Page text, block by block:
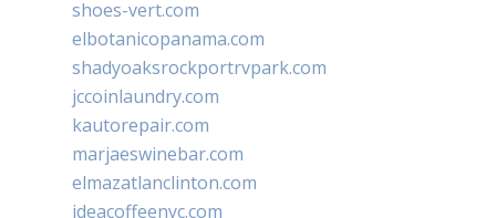
shoes-vert.com
elbotanicopanama.com
shadyoaksrockportrvpark.com
jccoinlaundry.com
kautorepair.com
marjaeswinebar.com
elmazatlanclinton.com
ideacoffeenyc.com